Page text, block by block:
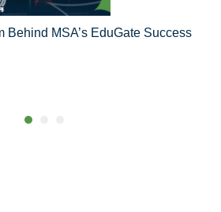
Behind MSA’s EduGate Success